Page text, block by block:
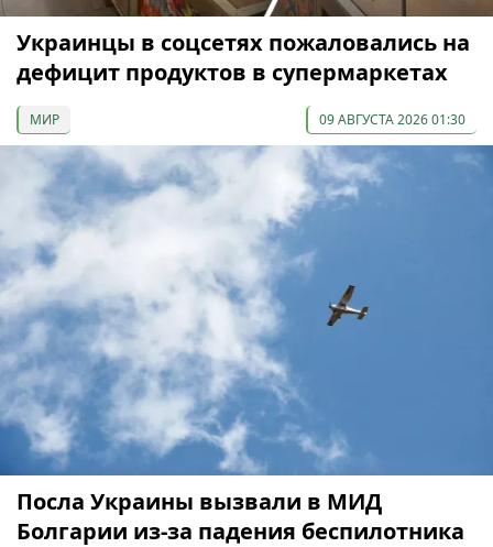
Украинцы в соцсетях пожаловались на
дефицит продуктов в супермаркетах
МИР 09 АВГУСТА 2026 01:30
Посла Украины вызвали в МИД
Болгарии из-за падения беспилотника